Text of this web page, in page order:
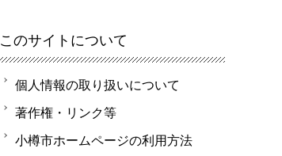
このサイトについて
個人情報の取り扱いについて
著作権・リンク等
小樽市ホームページの利用方法